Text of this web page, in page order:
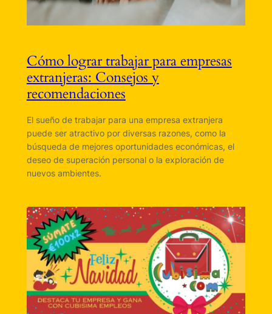
Cómo lograr trabajar para empresas
extranjeras: Consejos y
recomendaciones
El sueño de trabajar para una empresa extranjera
puede ser atractivo por diversas razones, como la
búsqueda de mejores oportunidades económicas, el
deseo de superación personal o la exploración de
nuevos ambientes.